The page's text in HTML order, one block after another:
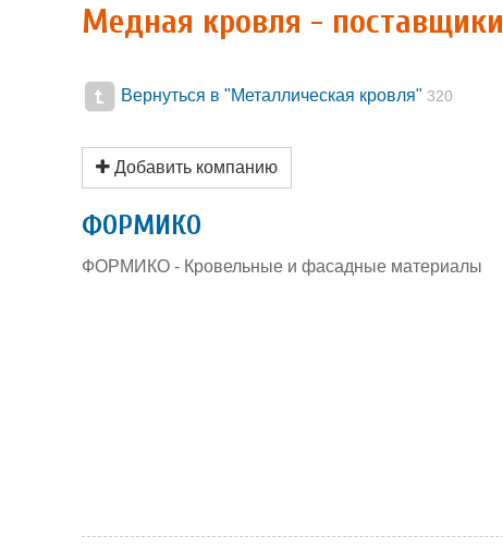
Медная кровля - поставщики
Вернуться в "Металлическая кровля" 320
Добавить компанию
ФОРМИКО
ФОРМИКО - Кровельные и фасадные материалы